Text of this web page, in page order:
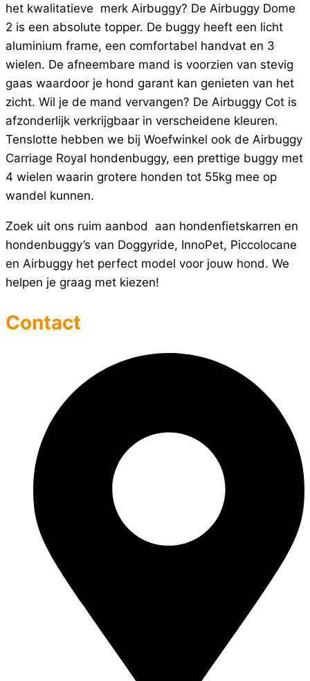
het kwalitatieve merk Airbuggy? De Airbuggy Dome
2 is een absolute topper. De buggy heeft een licht
aluminium frame, een comfortabel handvat en 3
wielen. De afneembare mand is voorzien van stevig
gaas waardoor je hond garant kan genieten van het
zicht. Wil je de mand vervangen? De Airbuggy Cot is
afzonderlijk verkrijgbaar in verscheidene kleuren.
Tenslotte hebben we bij Woefwinkel ook de Airbuggy
Carriage Royal hondenbuggy, een prettige buggy met
4 wielen waarin grotere honden tot 55kg mee op
wandel kunnen.
Zoek uit ons ruim aanbod aan hondenfietskarren en
hondenbuggy’s van Doggyride, InnoPet, Piccolocane
en Airbuggy het perfect model voor jouw hond. We
helpen je graag met kiezen!
Contact